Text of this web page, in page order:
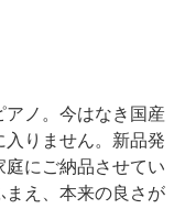
アノ。今はなき国産
入りません。新品発
にご納品させてい
まえ、本来の良さが